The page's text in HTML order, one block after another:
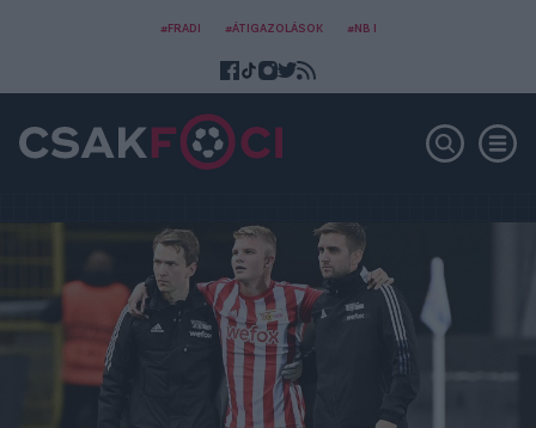
#FRADI #ÁTIGAZOLÁSOK #NB I